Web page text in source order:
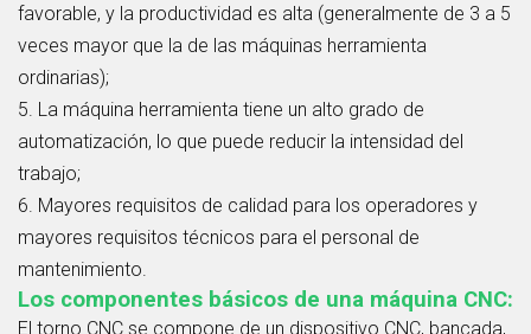
favorable, y la productividad es alta (generalmente de 3 a 5
veces mayor que la de las máquinas herramienta
ordinarias);
5. La máquina herramienta tiene un alto grado de
automatización, lo que puede reducir la intensidad del
trabajo;
6. Mayores requisitos de calidad para los operadores y
mayores requisitos técnicos para el personal de
mantenimiento.
Los componentes básicos de una máquina CNC:
El torno CNC se compone de un dispositivo CNC, bancada,